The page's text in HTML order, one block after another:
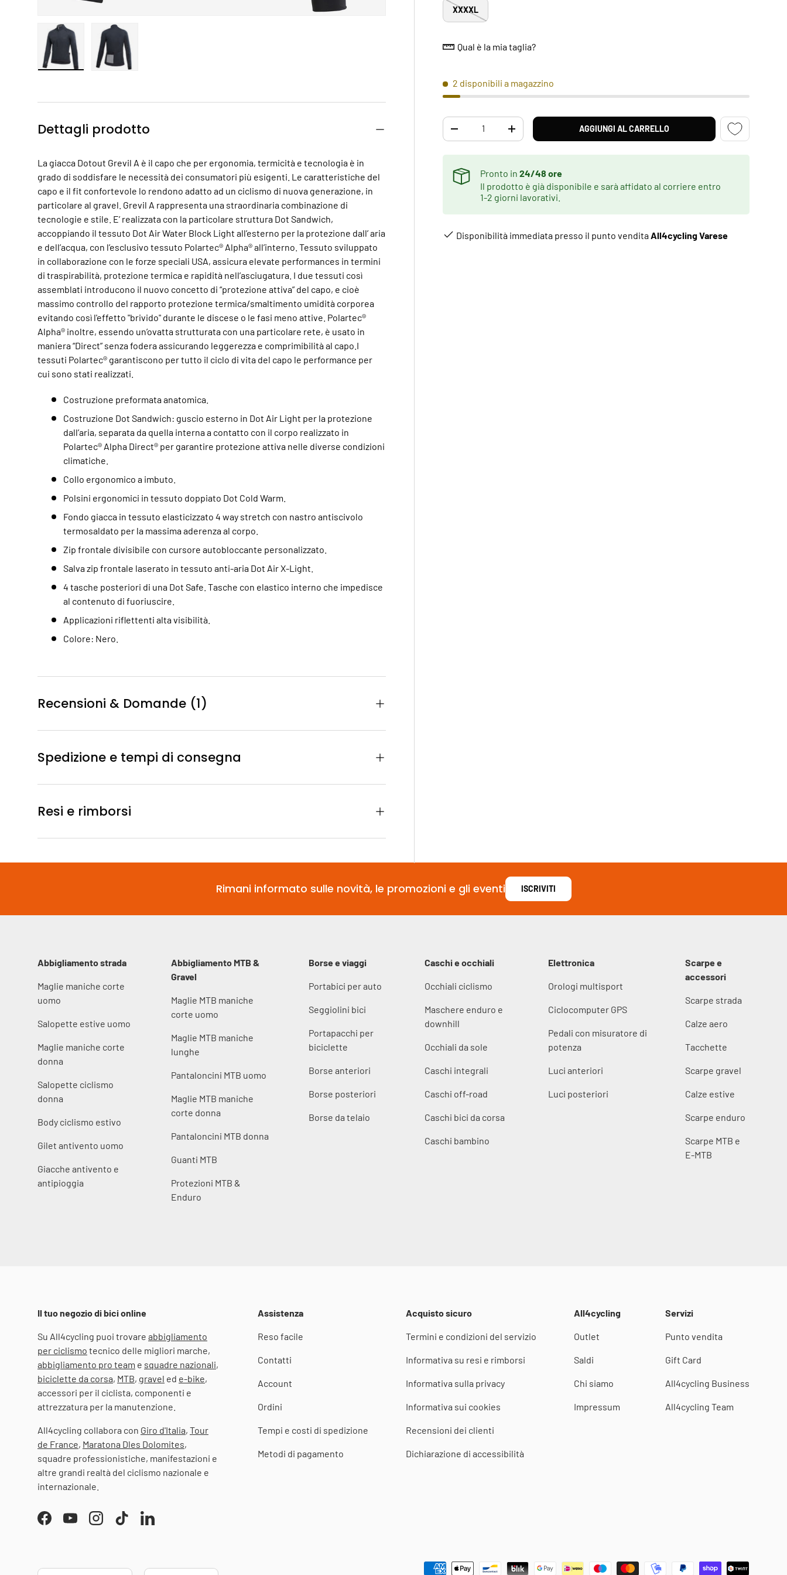
XXXXL
Qual è la mia taglia?
2 disponibili a magazzino
Q.tà
DIMINUIRE LA QUANTITÀAUMENTA LA QUANTITÀAGGIUNGI AL CARRELLO
Pronto in24/48 ore
Il prodotto è già disponibile e sarà affidato al corriere entro
1-2 giorni lavorativi.
Disponibilità immediata presso il punto vendita All4cycling Varese
Dettagli prodotto
La giacca Dotout Grevil A è il capo che per ergonomia, termicità e tecnologia è in
grado di soddisfare le necessità dei consumatori più esigenti. Le caratteristiche del
capo e il fit confortevole lo rendono adatto ad un ciclismo di nuova generazione, in
particolare al gravel. Grevil A rappresenta una straordinaria combinazione di
tecnologie e stile. E’ realizzata con la particolare struttura Dot Sandwich,
accoppiando il tessuto Dot Air Water Block Light all’esterno per la protezione dall’ aria
e dell’acqua, con l’esclusivo tessuto Polartec® Alpha® all’interno. Tessuto sviluppato
in collaborazione con le forze speciali USA, assicura elevate performances in termini
di traspirabilità, protezione termica e rapidità nell’asciugatura. I due tessuti così
assemblati introducono il nuovo concetto di “protezione attiva” del capo, e cioè
massimo controllo del rapporto protezione termica/smaltimento umidità corporea
evitando così l'effetto "brivido" durante le discese o le fasi meno attive. Polartec®
Alpha® inoltre, essendo un’ovatta strutturata con una particolare rete, è usato in
maniera “Direct” senza fodera assicurando leggerezza e comprimibilità al capo.I
tessuti Polartec® garantiscono per tutto il ciclo di vita del capo le performance per
cui sono stati realizzati.
Costruzione preformata anatomica.
Costruzione Dot Sandwich: guscio esterno in Dot Air Light per la protezione
dall’aria, separata da quella interna a contatto con il corpo realizzato in
Polartec® Alpha Direct® per garantire protezione attiva nelle diverse condizioni
climatiche.
Collo ergonomico a imbuto.
Polsini ergonomici in tessuto doppiato Dot Cold Warm.
Fondo giacca in tessuto elasticizzato 4 way stretch con nastro antiscivolo
termosaldato per la massima aderenza al corpo.
Zip frontale divisibile con cursore autobloccante personalizzato.
Salva zip frontale laserato in tessuto anti-aria Dot Air X-Light.
4 tasche posteriori di una Dot Safe. Tasche con elastico interno che impedisce
al contenuto di fuoriuscire.
Applicazioni riflettenti alta visibilità.
Colore: Nero.
Recensioni & Domande (1)
Spedizione e tempi di consegna
Resi e rimborsi
Rimani informato sulle novità, le promozioni e gli eventi ISCRIVITI
Abbigliamento strada
Maglie maniche corte
uomo
Salopette estive uomo
Maglie maniche corte
donna
Salopette ciclismo
donna
Body ciclismo estivo
Gilet antivento uomo
Giacche antivento e
antipioggia
Abbigliamento MTB &
Gravel
Maglie MTB maniche
corte uomo
Maglie MTB maniche
lunghe
Pantaloncini MTB uomo
Maglie MTB maniche
corte donna
Pantaloncini MTB donna
Guanti MTB
Protezioni MTB &
Enduro
Borse e viaggi
Portabici per auto
Seggiolini bici
Portapacchi per
biciclette
Borse anteriori
Borse posteriori
Borse da telaio
Caschi e occhiali
Occhiali ciclismo
Maschere enduro e
downhill
Occhiali da sole
Caschi integrali
Caschi off-road
Caschi bici da corsa
Caschi bambino
Elettronica
Orologi multisport
Ciclocomputer GPS
Pedali con misuratore di
potenza
Luci anteriori
Luci posteriori
Scarpe e
accessori
Scarpe strada
Calze aero
Tacchette
Scarpe gravel
Calze estive
Scarpe enduro
Scarpe MTB e
E-MTB
Il tuo negozio di bici online
Su All4cycling puoi trovare abbigliamento
per ciclismo tecnico delle migliori marche,
abbigliamento pro team e squadre nazionali,
biciclette da corsa, MTB, gravel ed e-bike,
accessori per il ciclista, componenti e
attrezzatura per la manutenzione.
All4cycling collabora con Giro d'Italia, Tour
de France, Maratona Dles Dolomites,
squadre professionistiche, manifestazioni e
altre grandi realtà del ciclismo nazionale e
internazionale.
FacebookYouTubeInstagramTikTokLinkedIn
Assistenza
Reso facile
Contatti
Account
Ordini
Tempi e costi di spedizione
Metodi di pagamento
Acquisto sicuro
Termini e condizioni del servizio
Informativa su resi e rimborsi
Informativa sulla privacy
Informativa sui cookies
Recensioni dei clienti
Dichiarazione di accessibilità
All4cycling
Outlet
Saldi
Chi siamo
Impressum
Servizi
Punto vendita
Gift Card
All4cycling Business
All4cycling Team
Metodi di pagamento accettati
Paese/Regione Lingua